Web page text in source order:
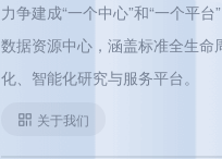
力争建成“一个中心”和“一个平
数据资源中心，涵盖标准全生命
化、智能化研究与服务平台。
关于我们